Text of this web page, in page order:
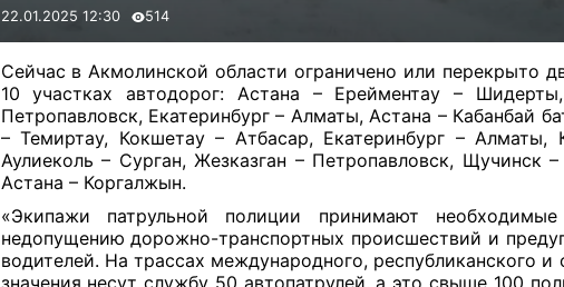
22.01.2025 12:30 514
Сейчас в Акмолинской области ограничено или перекрыто
10 участках автодорог: Астана – Ерейментау –
Петропавловск, Екатеринбург – Алматы, Астана – Кабанбай
– Темиртау, Кокшетау – Атбасар, Екатеринбург – Алматы,
Аулиеколь – Сурган, Жезказган – Петропавловск, Щучинск
Астана – Коргалжын.
«Экипажи патрульной полиции принимают
недопущению дорожно-транспортных происшествий и
водителей. На трассах международного, республиканского и
значения несут службу 50 автопатрулей, а это свыше 100